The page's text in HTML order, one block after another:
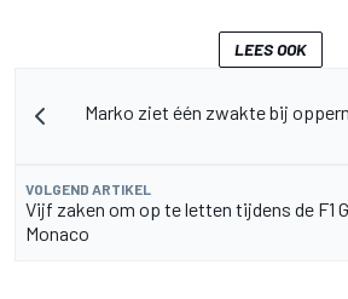
LEES OOK
Marko ziet één zwakte bij
VOLGEND ARTIKEL
Vijf zaken om op te letten tijdens de F1
Monaco